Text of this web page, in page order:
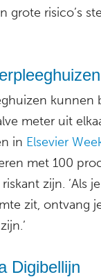
grote risico’s
kunnen
meter uit
in Elsevier
met 100
zijn. ’Als
zit, ontvang
Digibellijn